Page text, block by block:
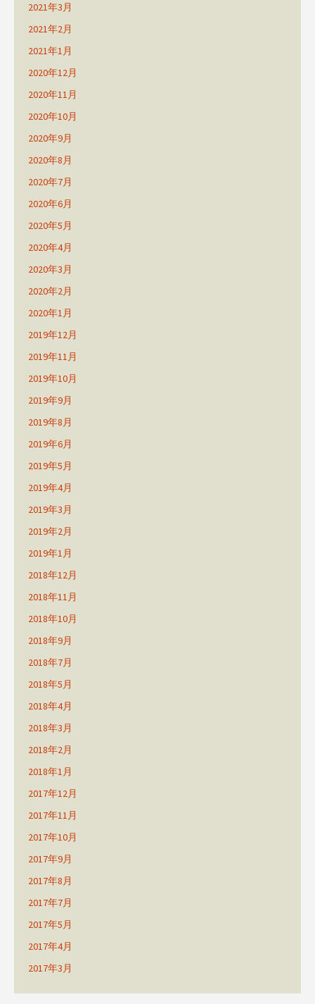
2021年3月
2021年2月
2021年1月
2020年12月
2020年11月
2020年10月
2020年9月
2020年8月
2020年7月
2020年6月
2020年5月
2020年4月
2020年3月
2020年2月
2020年1月
2019年12月
2019年11月
2019年10月
2019年9月
2019年8月
2019年6月
2019年5月
2019年4月
2019年3月
2019年2月
2019年1月
2018年12月
2018年11月
2018年10月
2018年9月
2018年7月
2018年5月
2018年4月
2018年3月
2018年2月
2018年1月
2017年12月
2017年11月
2017年10月
2017年9月
2017年8月
2017年7月
2017年5月
2017年4月
2017年3月